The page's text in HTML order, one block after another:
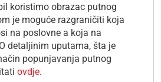
koristimo obrazac putnog
je moguće razgraničiti koja
na poslovne a koja na
detaljinim uputama, šta je
popunjavanja putnog
ovdje.